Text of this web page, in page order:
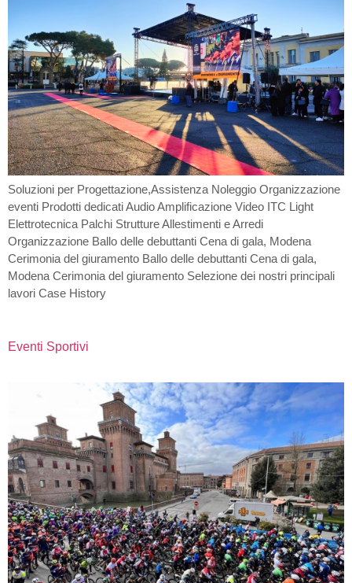
Soluzioni per Progettazione,Assistenza Noleggio Organizzazione
eventi Prodotti dedicati Audio Amplificazione Video ITC Light
Elettrotecnica Palchi Strutture Allestimenti e Arredi
Organizzazione Ballo delle debuttanti Cena di gala, Modena
Cerimonia del giuramento Ballo delle debuttanti Cena di gala,
Modena Cerimonia del giuramento Selezione dei nostri principali
lavori Case History
Eventi Sportivi